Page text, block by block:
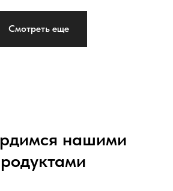
Смотреть еще
нашими